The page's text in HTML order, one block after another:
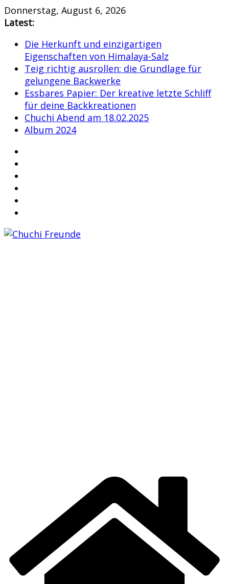
Skip
to
Donnerstag, August 6, 2026
Latest:
Die Herkunft und einzigartigen
Eigenschaften von Himalaya-Salz
Teig richtig ausrollen: die Grundlage für
gelungene Backwerke
Essbares Papier: Der kreative letzte Schliff
für deine Backkreationen
Chuchi Abend am 18.02.2025
Album 2024